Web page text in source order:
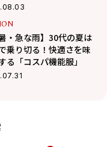
暑・急な雨】30代の夏は
乗り切る！快適さを味
る「コスパ機能服」